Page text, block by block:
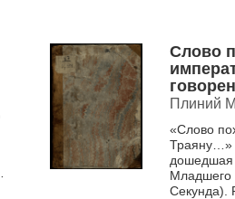
Слово
Плиний
«Слово
Траяну…»
дошедшая
Младшего
Секунда).